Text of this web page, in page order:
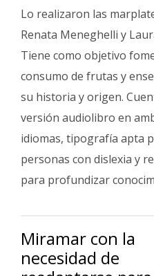
Lo realizaron las
Renata Meneghelli y
Tiene como objetivo
consumo de frutas y
su historia y origen.
versión audiolibro en
idiomas, tipografía apta
personas con dislexia y
para profundizar
Miramar con la
necesidad de